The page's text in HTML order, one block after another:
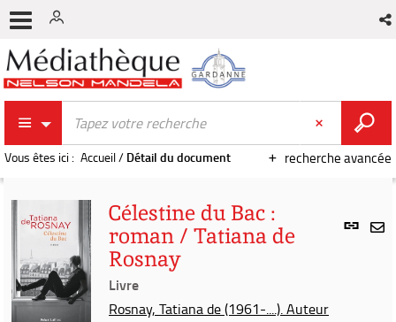
recherche avancée
Vous êtes ici : Accueil/ Détail du document
Lien
Célestine du Bac :
roman / Tatiana de
Rosnay
Livre
Rosnay, Tatiana de (1961-....). Auteur